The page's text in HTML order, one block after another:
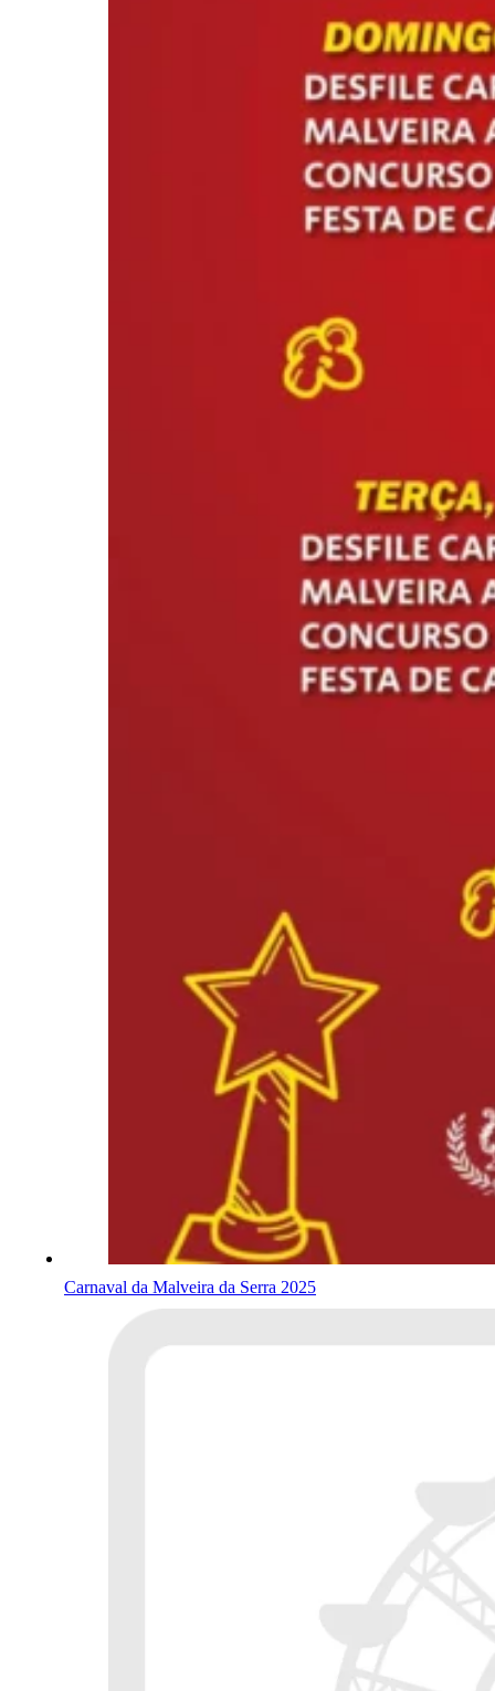
Carnaval da Malveira da Serra 2025